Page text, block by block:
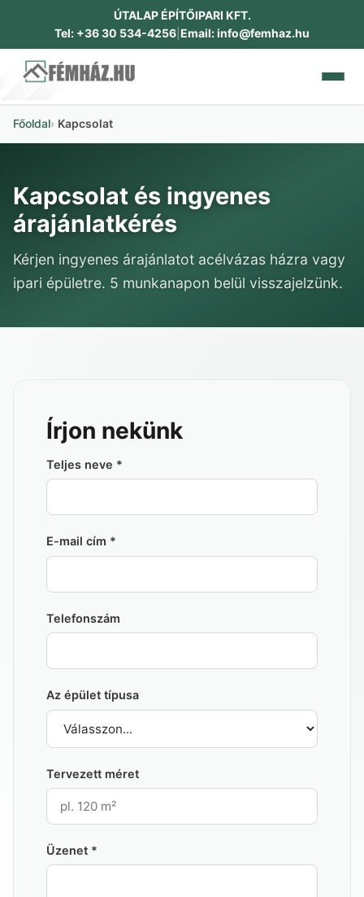
ÚTALAP ÉPÍTŐIPARI KFT.
Tel: +36 30 534-4256 Email: info@femhaz.hu
IPARI ÉPÜLETEK
DOKUMENTUMOK
Főoldal Kapcsolat
Kapcsolat és ingyenes
árajánlatkérés
Kérjen ingyenes árajánlatot acélvázas házra vagy
ipari épületre. 5 munkanapon belül visszajelzünk.
Írjon nekünk
Teljes neve *
E-mail cím *
Telefonszám
Az épület típusa
Tervezett méret
Üzenet *